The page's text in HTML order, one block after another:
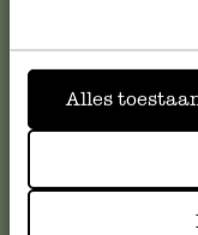
Alles
Sie sich bitte an
die Antworten auf
Online-